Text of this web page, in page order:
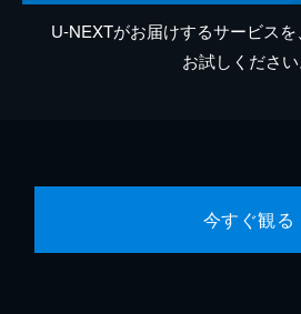
U-NEXTがお届けするサービス
お試しください
今すぐ観る